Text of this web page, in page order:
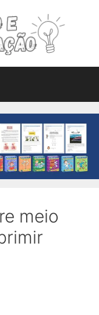
meio